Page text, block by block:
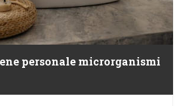
personale microrganismi